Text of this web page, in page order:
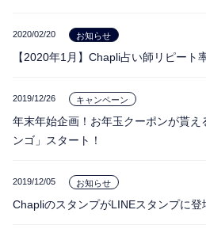
2020/02/20 お知らせ
【2020年1月】Chapli占い師リピート
2019/12/26 キャンペーン
年末年始企画！お年玉クーポンが貰
ンゴ」スタート！
2019/12/05 お知らせ
ChapliのスタンプがLINEスタンプに